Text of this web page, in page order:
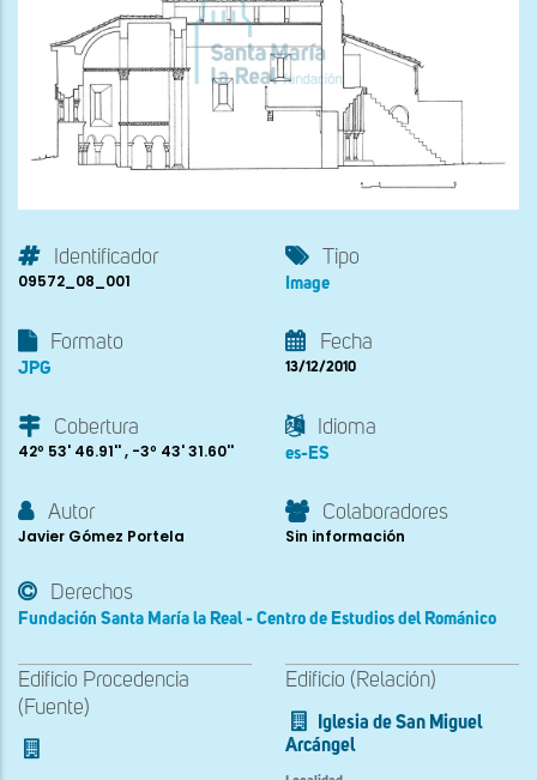
Identificador
09572_08_001
Tipo
Image
Formato
JPG
Fecha
13/12/2010
Cobertura
42º 53' 46.91'' , -3º 43' 31.60''
Idioma
es-ES
Autor
Javier Gómez Portela
Colaboradores
Sin información
Derechos
Fundación Santa María la Real - Centro de Estudios del Románico
Edificio Procedencia
(Fuente)
Edificio (Relación)
Iglesia de San Miguel
Arcángel